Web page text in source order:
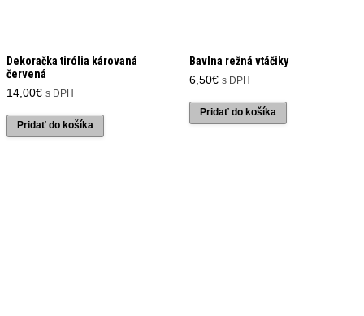
Dekoračka tirólia károvaná
červená
14,00€ s DPH
Pridať do košíka
Bavlna režná vtáčiky
6,50€ s DPH
Pridať do košíka